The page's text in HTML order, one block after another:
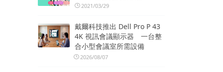
2021/03/29
戴爾科技推出 Dell Pro P 43
4K 視訊會議顯示器 一台整
合小型會議室所需設備
2026/08/07